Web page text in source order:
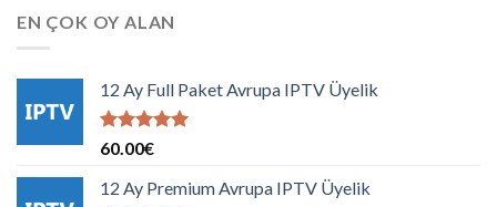
EN ÇOK OY ALAN
12 Ay Full Paket Avrupa IPTV Üyelik
5 üzerinden
aldı
60.00€
12 Ay Premium Avrupa IPTV Üyelik